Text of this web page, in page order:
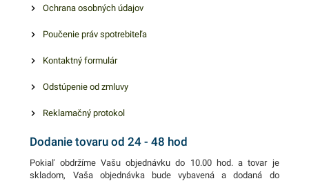
Ochrana osobných údajov
Poučenie práv spotrebiteľa
Kontaktný formulár
Odstúpenie od zmluvy
Reklamačný protokol
Dodanie tovaru od 24 - 48 hod
Pokiaľ obdržíme Vašu objednávku do 10.00 hod. a tovar je
skladom, Vaša objednávka bude vybavená a dodaná do